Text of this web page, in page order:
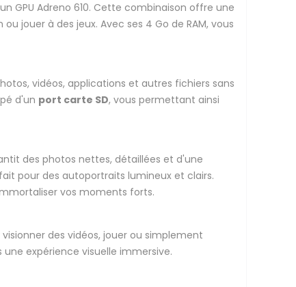
GPU Adreno 610. Cette combinaison offre une
jouer à des jeux. Avec ses 4 Go de RAM, vous
vidéos, applications et autres fichiers sans
d'un port carte SD, vous permettant ainsi
des photos nettes, détaillées et d'une
pour des autoportraits lumineux et clairs.
vos moments forts.
des vidéos, jouer ou simplement
expérience visuelle immersive.